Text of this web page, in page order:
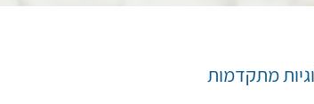
מתקדמות